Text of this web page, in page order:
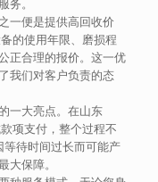
一便是提供高回收价
的使用年限、磨损程
正合理的报价。这一优
我们对客户负责的态
一大亮点。在山东
项支付，整个过程不
待时间过长而可能产
保障。